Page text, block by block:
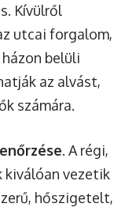
Kívülről
utcai forgalom,
belüli
az alvást,
számára.
. A régi,
kiválóan vezetik
hőszigetelt,